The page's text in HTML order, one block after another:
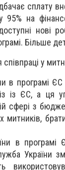
сплату
на
нові
Більше
у
в програмі
із ЄС, а ця
сфері з
митників,
в
України